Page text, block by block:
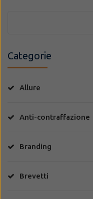
Categorie
Allure
Anti-contraffazione
Branding
Brevetti